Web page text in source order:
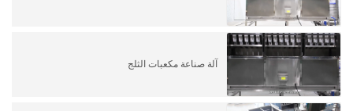
آلة صناعة مكعبات الثلج